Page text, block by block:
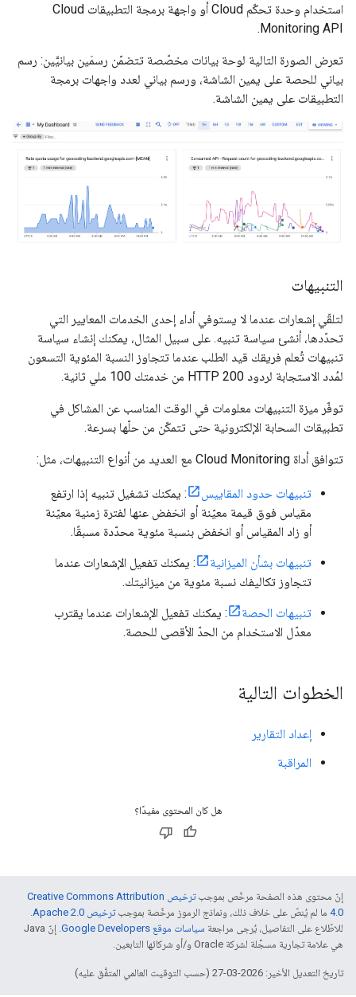
استخدام وحدة تحكّم Cloud أو واجهة برمجة التطبيقات Cloud
Monitoring API.
تعرض الصورة التالية لوحة بيانات مخصّصة تتضمّن رسمَين بيانيَّين: رسم
بياني للحصة على يمين الشاشة، ورسم بياني لعدد واجهات برمجة
التطبيقات على يمين الشاشة.
التنبيهات
لتلقّي إشعارات عندما لا يستوفي أداء إحدى الخدمات المعايير التي
تحدّدها، أنشئ سياسة تنبيه. على سبيل المثال، يمكنك إنشاء سياسة
تنبيهات تُعلم فريقك قيد الطلب عندما تتجاوز النسبة المئوية التسعون
لمُدد الاستجابة لردود HTTP 200 من خدمتك 100 ملي ثانية.
توفّر ميزة التنبيهات معلومات في الوقت المناسب عن المشاكل في
تطبيقات السحابة الإلكترونية حتى تتمكّن من حلّها بسرعة.
تتوافق أداة Cloud Monitoring مع العديد من أنواع التنبيهات، مثل:
تنبيهات حدود المقاييس
: يمكنك تشغيل تنبيه إذا ارتفع
مقياس فوق قيمة معيّنة أو انخفض عنها لفترة زمنية معيّنة
أو زاد المقياس أو انخفض بنسبة مئوية محدّدة مسبقًا.
تنبيهات بشأن الميزانية
: يمكنك تفعيل الإشعارات عندما
تتجاوز تكاليفك نسبة مئوية من ميزانيتك.
تنبيهات الحصة
: يمكنك تفعيل الإشعارات عندما يقترب
معدّل الاستخدام من الحدّ الأقصى للحصة.
الخطوات التالية
إعداد التقارير
المراقبة
هل كان المحتوى مفيدًا؟
إنّ محتوى هذه الصفحة مرخّص بموجب
ترخيص Creative Commons Attribution
4.0‏ ما لم يُنصّ على خلاف ذلك، ونماذج الرموز مرخّصة بموجبترخيص Apache 2.0‏
.
للاطّلاع على التفاصيل، يُرجى مراجعة سياسات موقع Google Developers‏
. إنّ Java
هي علامة تجارية مسجَّلة لشركة Oracle و/أو شركائها التابعين.
تاريخ التعديل الأخير: 2026-03-27 (حسب التوقيت العالمي المتفَّق عليه)